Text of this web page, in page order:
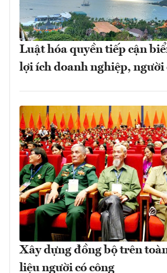
Luật hóa quyền tiếp cận
lợi ích doanh nghiệp, người
Xây dựng đồng bộ trên
liệu người có công